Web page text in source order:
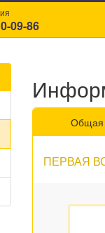
09-86
Общая
ПЕРВАЯ